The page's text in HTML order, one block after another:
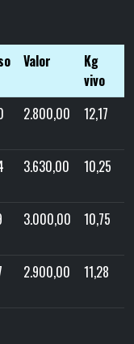
Valor
Kg
vivo
2.800,00 12,17
3.630,00 10,25
3.000,00 10,75
2.900,00 11,28